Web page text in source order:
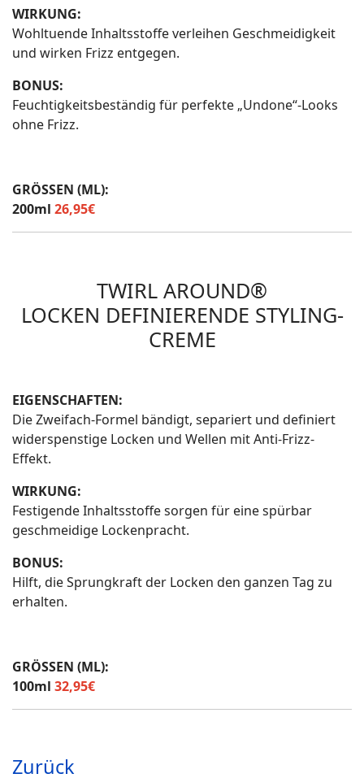
WIRKUNG:
Wohltuende Inhaltsstoffe verleihen Geschmeidigkeit
und wirken Frizz entgegen.
BONUS:
Feuchtigkeitsbeständig für perfekte „Undone“-Looks
ohne Frizz.
GRÖSSEN (ML):
200ml 26,95€
TWIRL AROUND®
LOCKEN DEFINIERENDE STYLING-
CREME
EIGENSCHAFTEN:
Die Zweifach-Formel bändigt, separiert und definiert
widerspenstige Locken und Wellen mit Anti-Frizz-
Effekt.
WIRKUNG:
Festigende Inhaltsstoffe sorgen für eine spürbar
geschmeidige Lockenpracht.
BONUS:
Hilft, die Sprungkraft der Locken den ganzen Tag zu
erhalten.
GRÖSSEN (ML):
100ml 32,95€
Zurück